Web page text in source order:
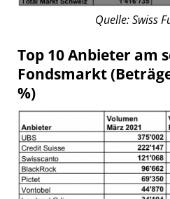
Quelle: Swiss
Top 10 Anbieter am
Fondsmarkt
%)